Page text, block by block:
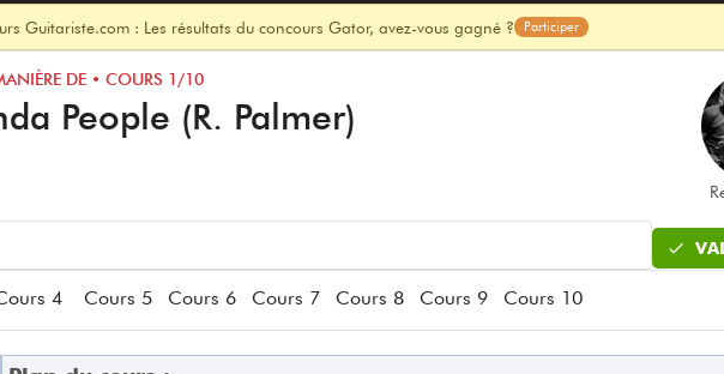
Guitariste.com : Les résultats du concours Gator, avez-vous gagné ? Participer
DE • COURS 1/10
People (R. Palmer)
4 Cours 5 Cours 6 Cours 7 Cours 8 Cours 9 Cours 10